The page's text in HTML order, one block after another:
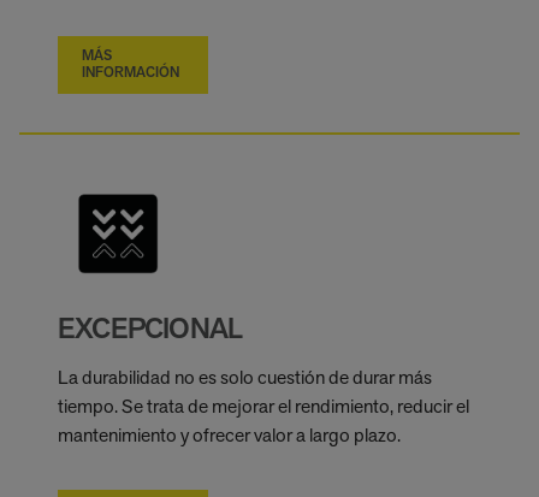
MÁS
INFORMACIÓN
EXCEPCIONAL
La durabilidad no es solo cuestión de durar más
tiempo. Se trata de mejorar el rendimiento, reducir el
mantenimiento y ofrecer valor a largo plazo.